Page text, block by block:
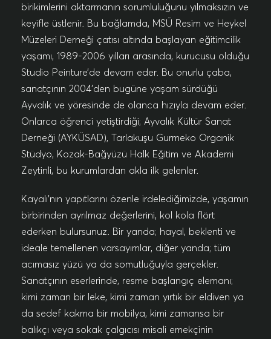
birikimlerini aktarmanın sorumluluğunu yılmaksızın ve
keyifle üstlenir. Bu bağlamda, MSÜ Resim ve Heykel
Müzeleri Derneği çatısı altında başlayan eğitimcilik
yaşamı, 1989-2006 yılları arasında, kurucusu olduğu
Studio Peinture’de devam eder. Bu onurlu çaba,
sanatçının 2004’den bugüne yaşam sürdüğü
Ayvalık ve yöresinde de olanca hızıyla devam eder.
Onlarca öğrenci yetiştirdiği; Ayvalık Kültür Sanat
Derneği (AYKÜSAD), Tarlakuşu Gurmeko Organik
Stüdyo, Kozak-Bağyüzü Halk Eğitim ve Akademi
Zeytinli, bu kurumlardan akla ilk gelenler.
Kayalı’nın yapıtlarını özenle irdelediğimizde, yaşamın
birbirinden ayrılmaz değerlerini, kol kola flört
ederken bulursunuz. Bir yanda; hayal, beklenti ve
ideale temellenen varsayımlar, diğer yanda; tüm
acımasız yüzü ya da somutluğuyla gerçekler.
Sanatçının eserlerinde, resme başlangıç elemanı;
kimi zaman bir leke, kimi zaman yırtık bir eldiven ya
da sedef kakma bir mobilya, kimi zamansa bir
balıkçı veya sokak çalgıcısı misali emekçinin